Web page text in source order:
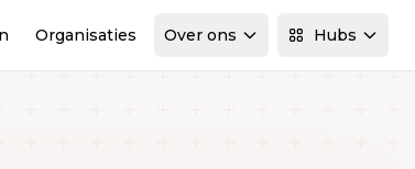
Organisaties Over ons Hubs